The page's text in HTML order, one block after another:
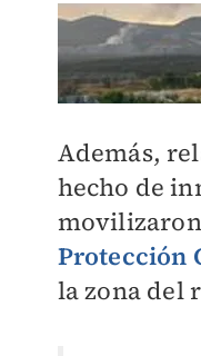
Además,
hecho de
Protección
la zona del